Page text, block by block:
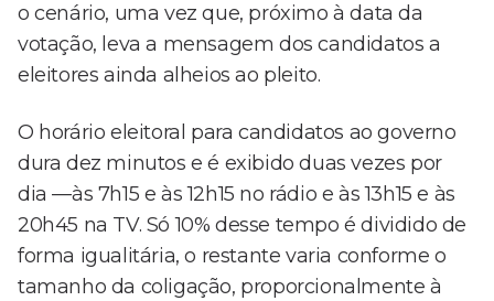
o cenário, uma vez que, próximo à data da
votação, leva a mensagem dos candidatos a
eleitores ainda alheios ao pleito.
O horário eleitoral para candidatos ao governo
dura dez minutos e é exibido duas vezes por
dia —às 7h15 e às 12h15 no rádio e às 13h15 e às
20h45 na TV. Só 10% desse tempo é dividido de
forma igualitária, o restante varia conforme o
tamanho da coligação, proporcionalmente à